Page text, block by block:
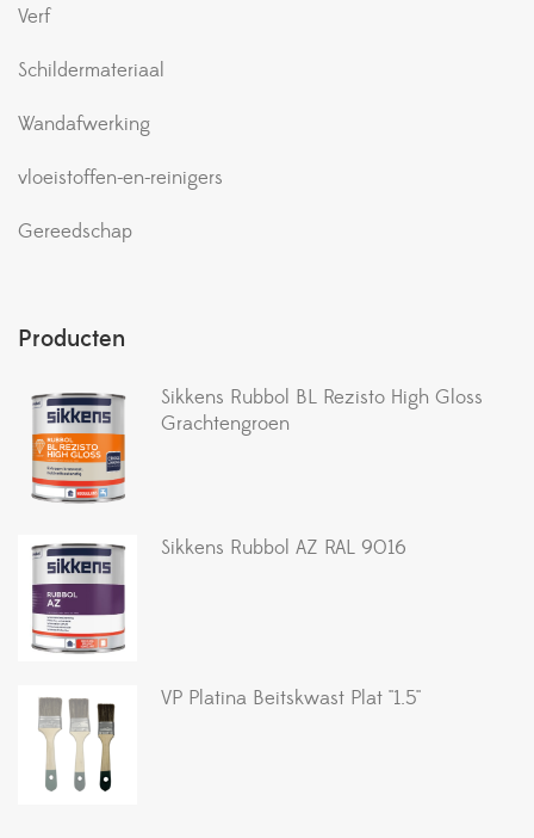
Verf
Schildermateriaal
Wandafwerking
vloeistoffen-en-reinigers
Gereedschap
Producten
Sikkens Rubbol BL Rezisto High Gloss
Grachtengroen
Sikkens Rubbol AZ RAL 9016
VP Platina Beitskwast Plat ''1.5''